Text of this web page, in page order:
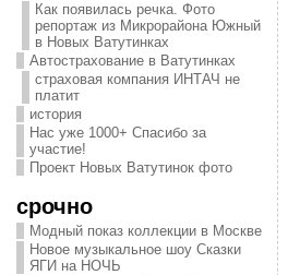
Как появилась речка. Фото
репортаж из Микрорайона Южный
в Новых Ватутинках
Автострахование в Ватутинках
страховая компания ИНТАЧ не
платит
история
Нас уже 1000+ Спасибо за
участие!
Проект Новых Ватутинок фото
срочно
Модный показ коллекции в Москве
Новое музыкальное шоу Сказки
ЯГИ на НОЧЬ